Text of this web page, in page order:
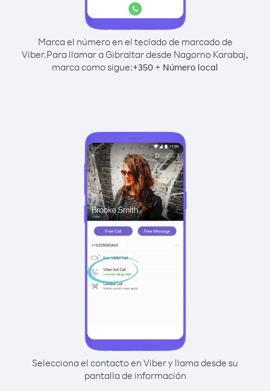
Marca el número en el teclado de marcado de
Viber.Para llamar a Gibraltar desde Nagorno Karabaj,
marca como sigue:+350 + Número local
Selecciona el contacto en Viber y llama desde su
pantalla de información